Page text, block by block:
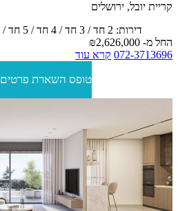
קריית יובל, ירושלים
דירות: 2 חד / 3 חד / 4 חד / 5 חד / מיני פנטהאוז / פנטהאוז
החל מ- ₪2,626,000
072-3713696 קרא עוד
טופס השארת פרטים